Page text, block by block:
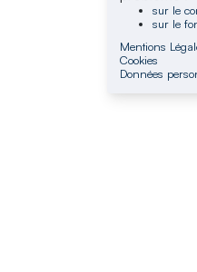
sur le
sur le
Mentions
Cookies
Données